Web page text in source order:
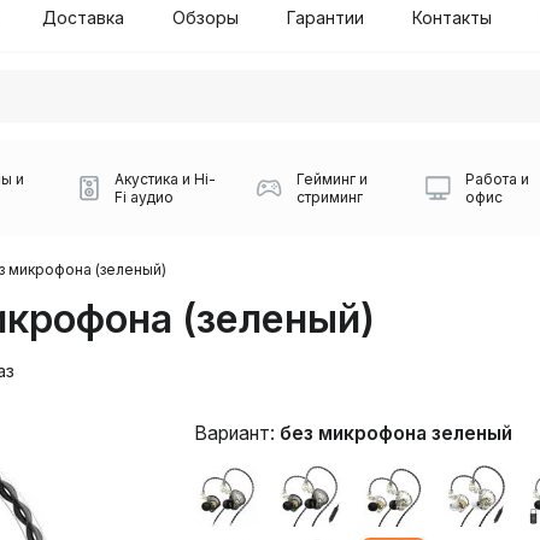
2-й этаж, 10
Доставка Обзоры Гарантии Контакты
Игровые наушники Беспроводные колонки
и
Микрофоны BOYA Наборы
Акустика и Hi-
Fi аудио
Портативные колонки Ресиверы
Гейминг и
стриминг
Игровые мыши Logitech Геймпады
Работа и
офис
Наборы периферии Коврики для мыши
USB Type-C адаптеры
микрофона (зеленый)
(зеленый)
Вариант: без микрофона зеленый